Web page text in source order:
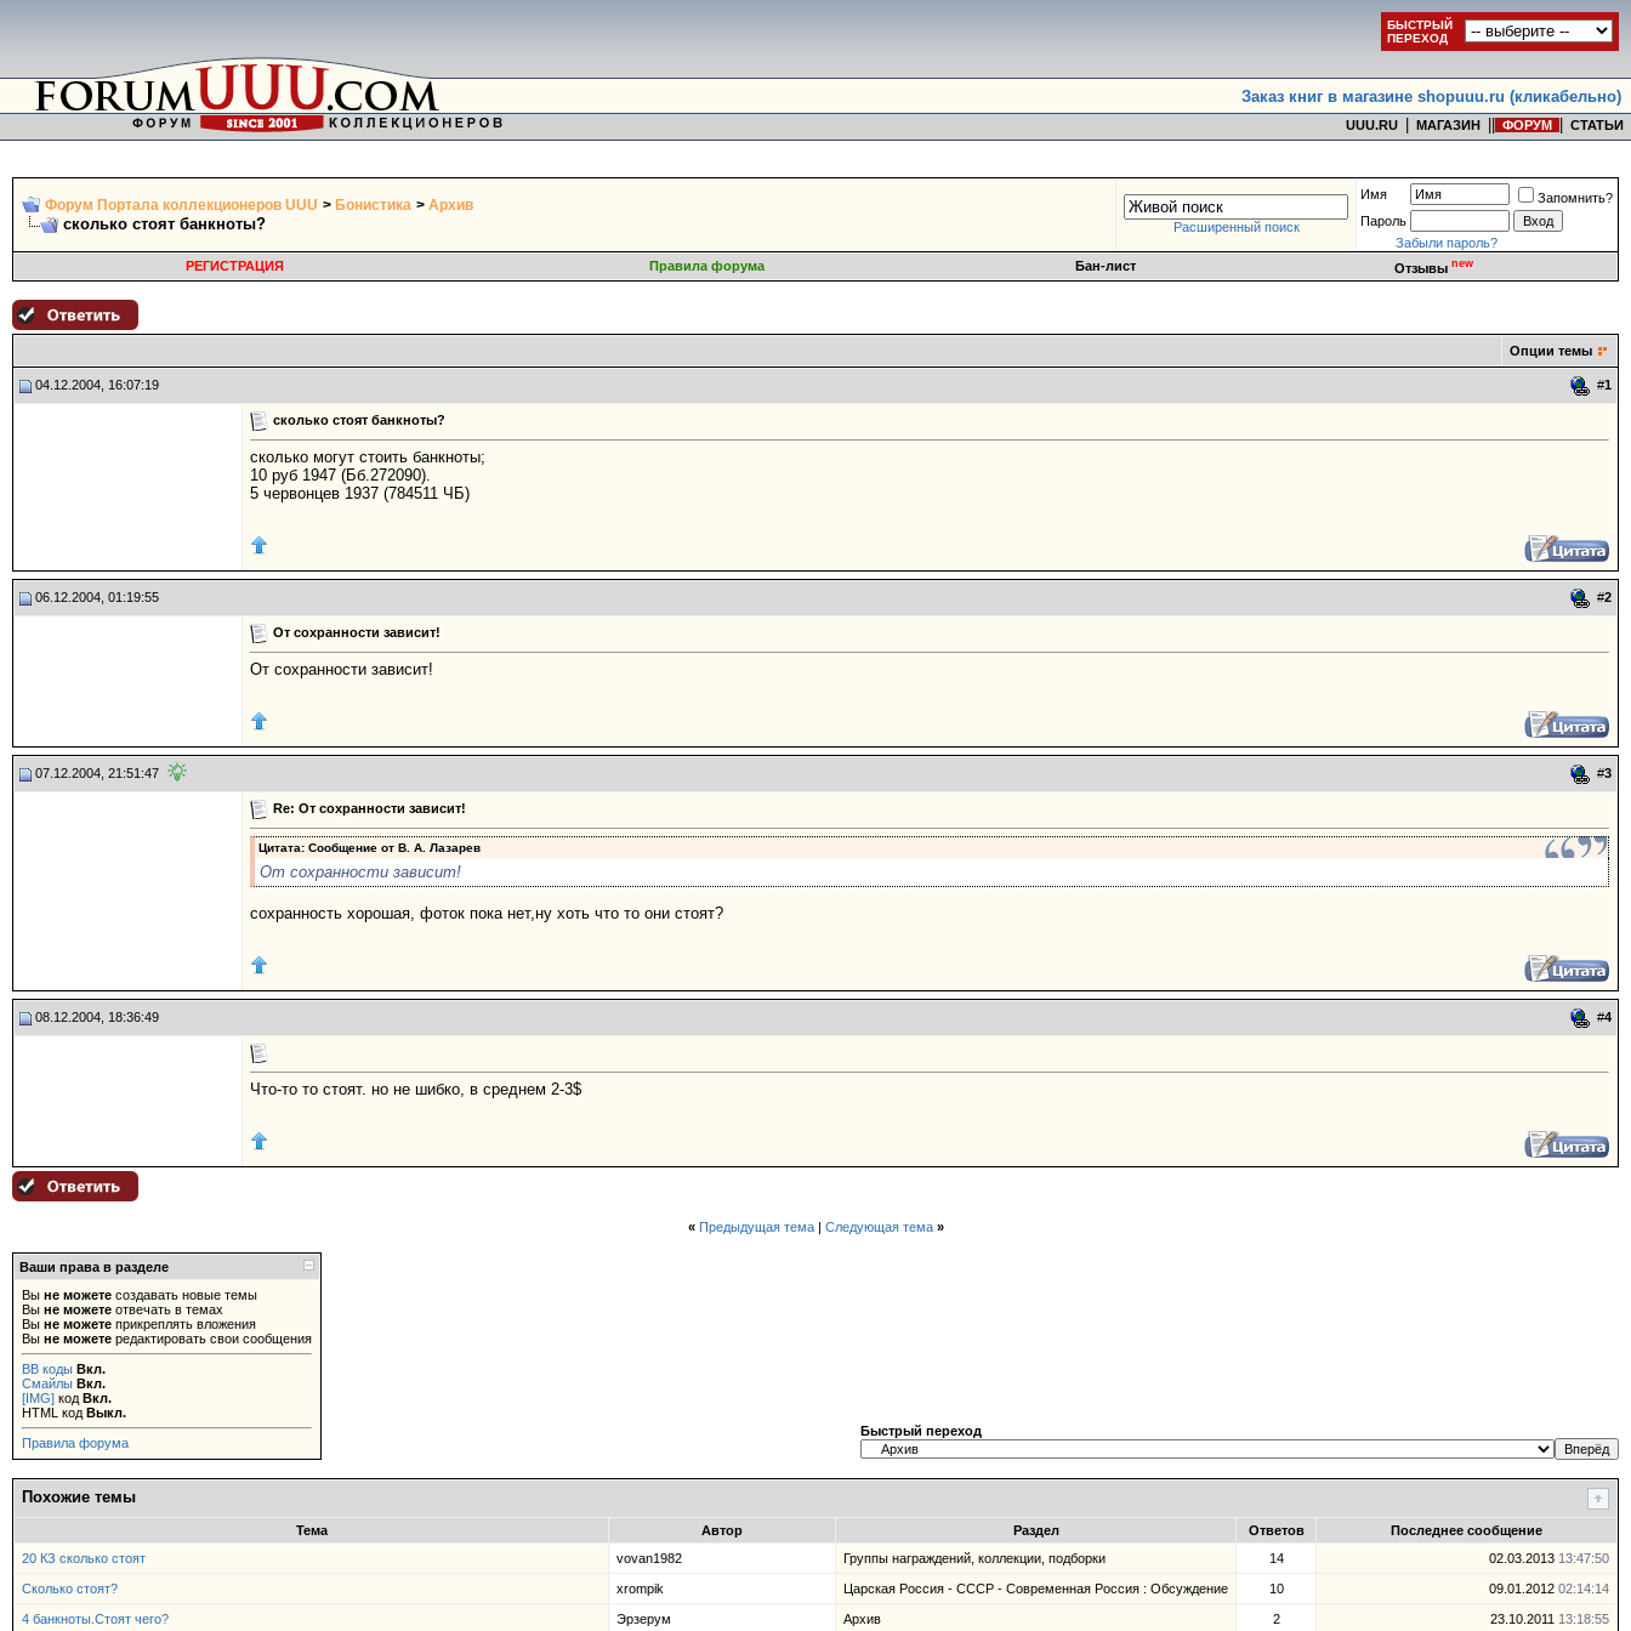
БЫСТРЫЙ
ПЕРЕХОД
Заказ книг в магазине shopuuu.ru (кликабельно)
UUU.RU МАГАЗИН ФОРУМ СТАТЬИ
Форум Портала коллекционеров UUU > Бонистика > Архив
сколько стоят банкноты? Расширенный поиск
Имя
Запомнить?
Пароль
Забыли пароль?
РЕГИСТРАЦИЯ
Правила форума Бан-лист Отзывы new
Опции темы
04.12.2004, 16:07:19 #1
сколько стоят банкноты?
сколько могут стоить банкноты;
10 руб 1947 (Бб.272090).
5 червонцев 1937 (784511 ЧБ)
06.12.2004, 01:19:55 #2
От сохранности зависит!
От сохранности зависит!
07.12.2004, 21:51:47 #3
Re: От сохранности зависит!
Цитата: Сообщение от В. А. Лазарев
От сохранности зависит!
сохранность хорошая, фоток пока нет,ну хоть что то они стоят?
08.12.2004, 18:36:49 #4
Что-то то стоят. но не шибко, в среднем 2-3$
« Предыдущая тема| Следующая тема »
Ваши права в разделе
Вы не можете создавать новые темы
Вы не можете отвечать в темах
Вы не можете прикреплять вложения
Вы не можете редактировать свои сообщения
BB коды Вкл.
Смайлы Вкл.
[IMG] код Вкл.
HTML код Выкл.
Правила форума
Быстрый переход
Похожие темы
Тема Автор Раздел Ответов
Последнее сообщение
20 КЗ сколько стоят
vovan1982 Группы награждений, коллекции, подборки 14 02.03.2013 13:47:50
Сколько стоят? xrompik Царская Россия - СССР - Современная Россия : Обсуждение 10 09.01.2012 02:14:14
4 банкноты.Стоят чего? Эрзерум Архив 2 23.10.2011 13:18:55